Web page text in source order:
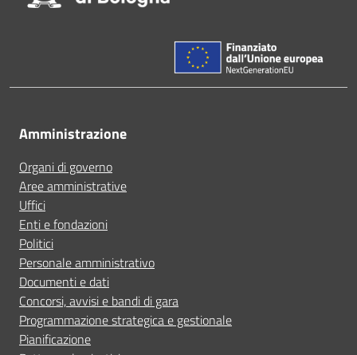
Amministrazione
Organi di governo
Aree amministrative
Uffici
Enti e fondazioni
Politici
Personale amministrativo
Documenti e dati
Concorsi, avvisi e bandi di gara
Programmazione strategica e gestionale
Pianificazione